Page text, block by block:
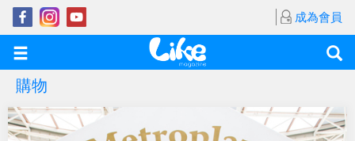
成為會員
購物